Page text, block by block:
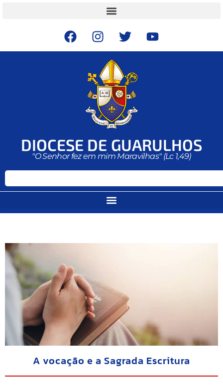
DIOCESE DE GUARULHOS
"O Senhor fez em mim Maravilhas" (Lc 1,49)
A vocação e a Sagrada Escritura